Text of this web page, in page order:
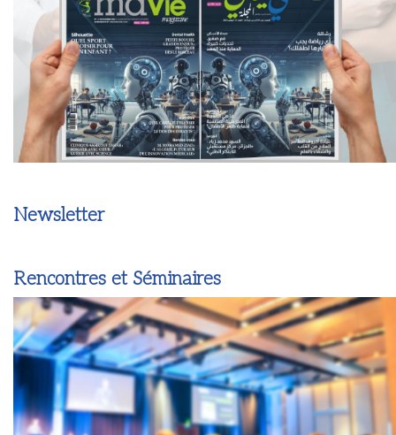
Newsletter
Rencontres et Séminaires